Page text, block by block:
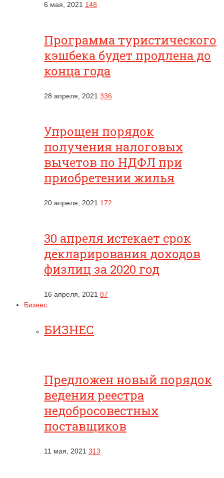
6 мая, 2021 148
Программа туристического
кэшбека будет продлена до
конца года
28 апреля, 2021 336
Упрощен порядок
получения налоговых
вычетов по НДФЛ при
приобретении жилья
20 апреля, 2021 172
30 апреля истекает срок
декларирования доходов
физлиц за 2020 год
16 апреля, 2021 87
Бизнес
БИЗНЕС
Предложен новый порядок
ведения реестра
недобросовестных
поставщиков
11 мая, 2021 313